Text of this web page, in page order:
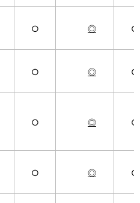
○ ◎ ○
○ ◎ ○
○ ◎ ○
○ ◎ ○